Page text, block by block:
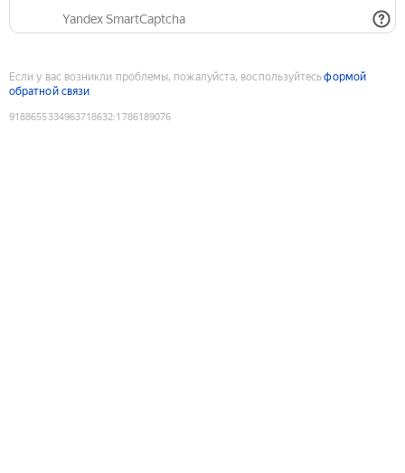
Yandex SmartCaptcha
Если у вас возникли проблемы, пожалуйста, воспользуйтесьформой
обратной связи
9188655334963718632:1786189076